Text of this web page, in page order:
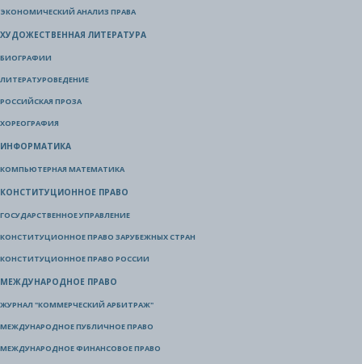
ЭКОНОМИЧЕСКИЙ АНАЛИЗ ПРАВА
ХУДОЖЕСТВЕННАЯ ЛИТЕРАТУРА
БИОГРАФИИ
ЛИТЕРАТУРОВЕДЕНИЕ
РОССИЙСКАЯ ПРОЗА
ХОРЕОГРАФИЯ
ИНФОРМАТИКА
КОМПЬЮТЕРНАЯ МАТЕМАТИКА
КОНСТИТУЦИОННОЕ ПРАВО
ГОСУДАРСТВЕННОЕ УПРАВЛЕНИЕ
КОНСТИТУЦИОННОЕ ПРАВО ЗАРУБЕЖНЫХ СТРАН
КОНСТИТУЦИОННОЕ ПРАВО РОССИИ
МЕЖДУНАРОДНОЕ ПРАВО
ЖУРНАЛ "КОММЕРЧЕСКИЙ АРБИТРАЖ"
МЕЖДУНАРОДНОЕ ПУБЛИЧНОЕ ПРАВО
МЕЖДУНАРОДНОЕ ФИНАНСОВОЕ ПРАВО